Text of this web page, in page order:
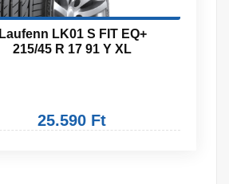
Laufenn LK01 S FIT EQ+
215/45 R 17 91 Y XL
25.590 Ft